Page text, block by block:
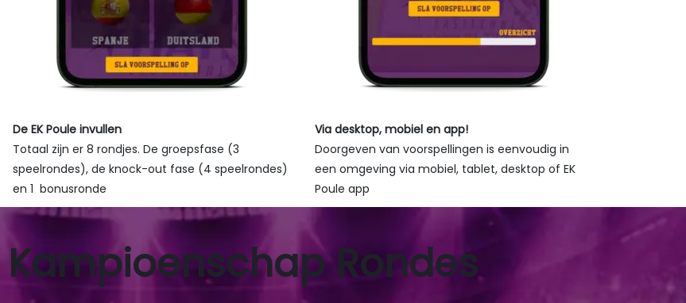
De EK Poule invullen
Totaal zijn er 8 rondjes. De groepsfase (3
speelrondes), de knock-out fase (4 speelrondes)
en 1 bonusronde
Via desktop, mobiel en app!
Doorgeven van voorspellingen is eenvoudig in
een omgeving via mobiel, tablet, desktop of EK
Poule app
Kampioenschap Rondes